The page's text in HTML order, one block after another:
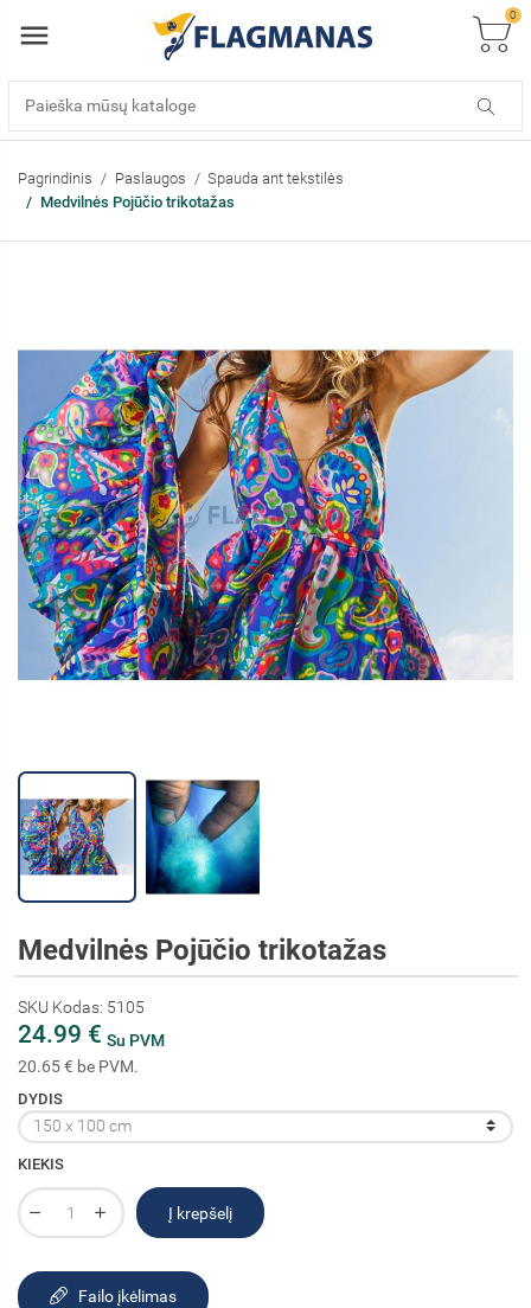
0
Pagrindinis Paslaugos
Spauda ant tekstilės
Medvilnės Pojūčio trikotažas
Medvilnės Pojūčio trikotažas
SKU Kodas: 5105
24.99 € Su PVM
20.65 € be PVM.
DYDIS
KIEKIS
Į krepšelį
Failo įkėlimas